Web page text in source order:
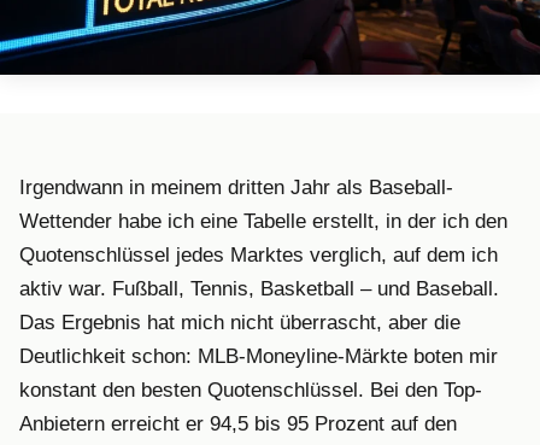
Irgendwann in meinem dritten Jahr als Baseball-
Wettender habe ich eine Tabelle erstellt, in der ich den
Quotenschlüssel jedes Marktes verglich, auf dem ich
aktiv war. Fußball, Tennis, Basketball – und Baseball.
Das Ergebnis hat mich nicht überrascht, aber die
Deutlichkeit schon: MLB-Moneyline-Märkte boten mir
konstant den besten Quotenschlüssel. Bei den Top-
Anbietern erreicht er 94,5 bis 95 Prozent auf den